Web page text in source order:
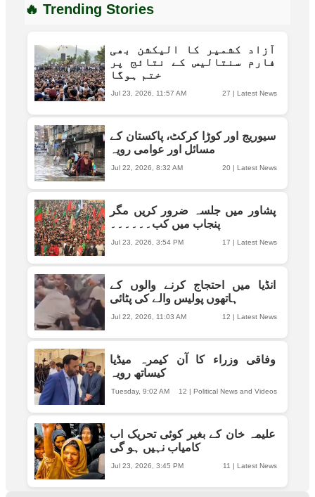
🔥 Trending Stories
آزاد کشمیر کا الیکشن بھی
فارم سنتالیس کے نتائج پر
ختم ہوگا
27 | Latest News
Jul 23, 2026, 11:57 AM
سیوریج اور کوڑا کرکٹ، پاکستان کے
مسائل اور عوامی رویہ
20 | Latest News
Jul 22, 2026, 8:32 AM
پشاور میں جلسہ ضرور کریں مگر
پنجاب میں کب۔۔۔۔۔۔
17 | Latest News
Jul 23, 2026, 3:54 PM
انڈیا میں احتجاج کرنے والوں کے
ہاتھوں پولیس والے کی پٹائی
12 | Latest News
Jul 22, 2026, 11:03 AM
وفاقی وزراء کا آن کیمرہ میڈیا
کیساتھ رویہ
12 | Political News and Videos
Tuesday, 9:02 AM
علیمہ خان کے بغیر کوئی تحریک اب
کامیاب نہیں ہو گی
11 | Latest News
Jul 23, 2026, 3:45 PM